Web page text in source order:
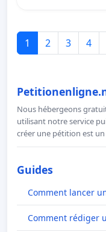
1 2 3 4
Nous hébergeons
utilisant notre service
créer une pétition est
Guides
Comment lancer
Comment rédiger